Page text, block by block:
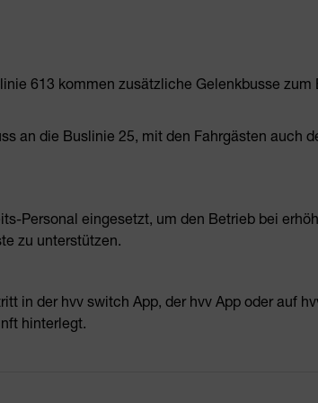
613 kommen zusätzliche Gelenkbusse zum
an die Buslinie 25, mit den Fahrgästen auch
Personal eingesetzt, um den Betrieb bei
zu unterstützen.
in der hvv switch App, der hvv App oder auf
hinterlegt.